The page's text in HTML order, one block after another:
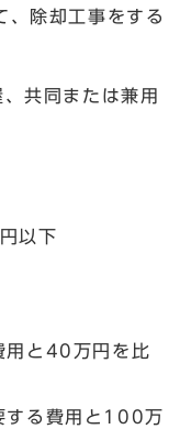
、除却工事をする
共同または兼用
以下
用と40万円を比
する費用と100万